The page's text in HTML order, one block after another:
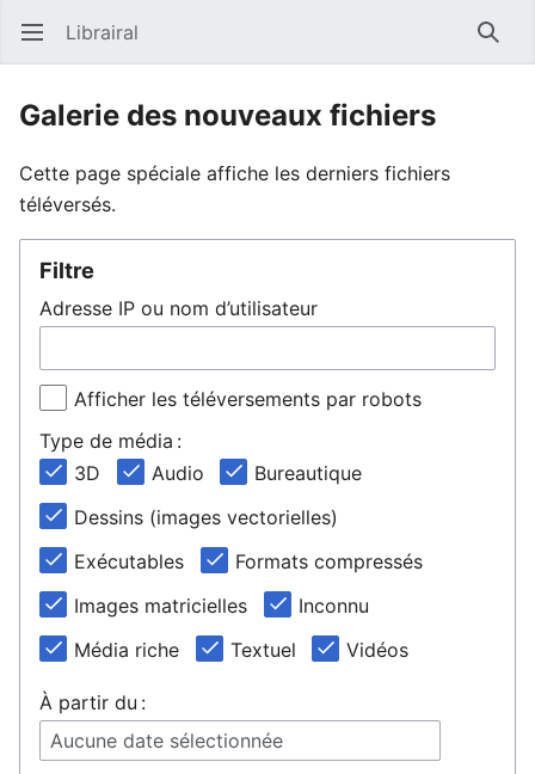
Ouvrir le menu principal Librairal
Galerie des nouveaux fichiers
Cette page spéciale affiche les derniers fichiers
téléversés.
Filtre
Adresse IP ou nom d’utilisateur
Afficher les téléversements par robots
Type de média :
3D
Audio
Bureautique
Dessins (images vectorielles)
Exécutables
Formats compressés
Images matricielles
Inconnu
Média riche
Textuel Vidéos
À partir du :
Aucune date sélectionnée